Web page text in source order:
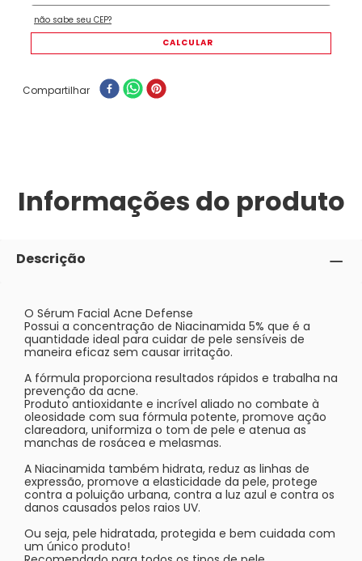
Compartilhar
Informações do produto
Descrição
O Sérum Facial Acne Defense
Possui a concentração de Niacinamida 5% que é a
quantidade ideal para cuidar de pele sensíveis de
maneira eficaz sem causar irritação.
A fórmula proporciona resultados rápidos e trabalha na
prevenção da acne.
Produto antioxidante e incrível aliado no combate à
oleosidade com sua fórmula potente, promove ação
clareadora, uniformiza o tom de pele e atenua as
manchas de rosácea e melasmas.
A Niacinamida também hidrata, reduz as linhas de
expressão, promove a elasticidade da pele, protege
contra a poluição urbana, contra a luz azul e contra os
danos causados pelos raios UV.
Ou seja, pele hidratada, protegida e bem cuidada com
um único produto!